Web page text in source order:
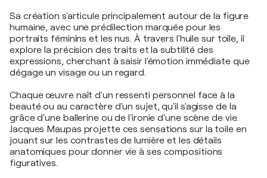
Sa création s'articule principalement autour de la figure
humaine, avec une prédilection marquée pour les
portraits féminins et les nus. À travers l'huile sur toile, il
explore la précision des traits et la subtilité des
expressions, cherchant à saisir l'émotion immédiate que
dégage un visage ou un regard.
Chaque œuvre naît d'un ressenti personnel face à la
beauté ou au caractère d'un sujet, qu'il s'agisse de la
grâce d'une ballerine ou de l'ironie d'une scène de vie.
Jacques Maupas projette ces sensations sur la toile en
jouant sur les contrastes de lumière et les détails
anatomiques pour donner vie à ses compositions
figuratives.